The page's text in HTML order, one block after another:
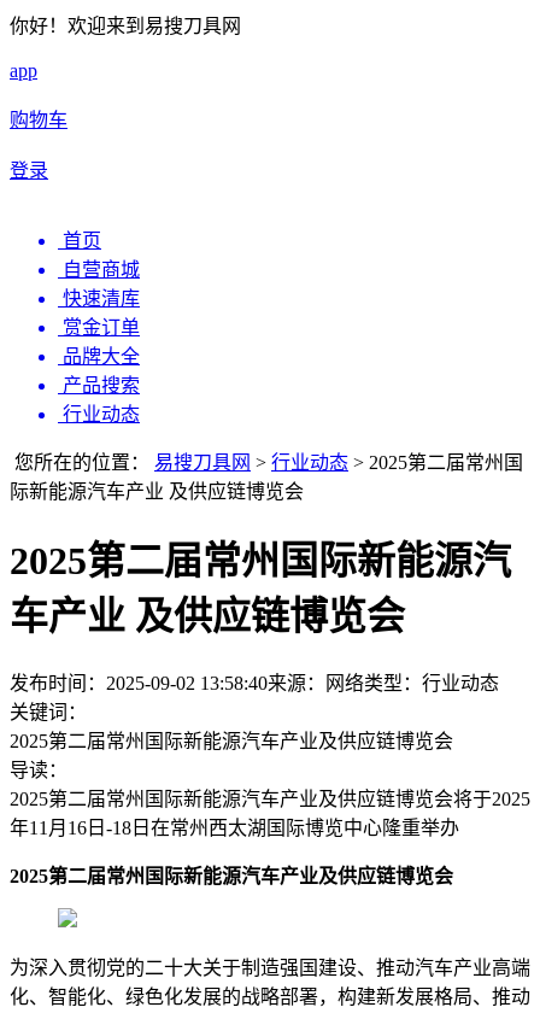
你好！欢迎来到易搜刀具网
app
购物车
登录
首页
自营商城
快速清库
赏金订单
品牌大全
产品搜索
行业动态
您所在的位置： 易搜刀具网 > 行业动态 > 2025第二届常州国
际新能源汽车产业 及供应链博览会
2025第二届常州国际新能源汽
车产业 及供应链博览会
发布时间：2025-09-02 13:58:40来源：网络类型： 行业动态
关键词：
2025第二届常州国际新能源汽车产业及供应链博览会
导读：
2025第二届常州国际新能源汽车产业及供应链博览会将于2025
年11月16日-18日在常州西太湖国际博览中心隆重举办
2025第二届常州国际新能源汽车产业及供应链博览会
为深入贯彻党的二十大关于制造强国建设、推动汽车产业高端
化、智能化、绿色化发展的战略部署，构建新发展格局、推动